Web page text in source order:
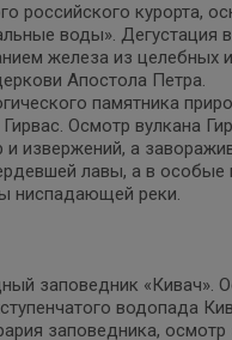
российского курорта,
воды». Дегустация
железа из целебных
Апостола Петра.
памятника
Осмотр вулкана
и извержений, а
лавы, а в
ниспадающей реки.
заповедник «Кивач».
водопада
заповедника, осмотр